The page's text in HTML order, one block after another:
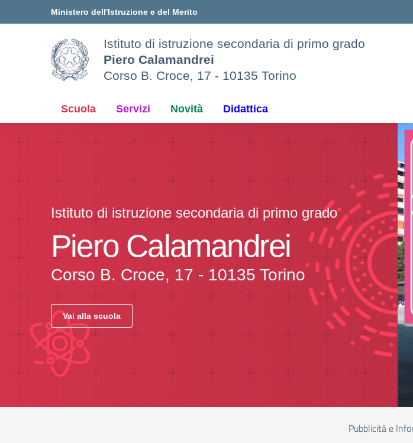
Vai ai contenuti
Vai al menu di navigazioneMinistero dell'Istruzione e del Merito
Istituto di istruzione secondaria di primo grado
Piero Calamandrei
Corso B. Croce, 17 - 10135 Torino
Scuola Servizi Novità Didattica
Istituto di istruzione secondaria di primo grado
Piero Calamandrei
Corso B. Croce, 17 - 10135 Torino
Vai alla scuola
Pubblicità e